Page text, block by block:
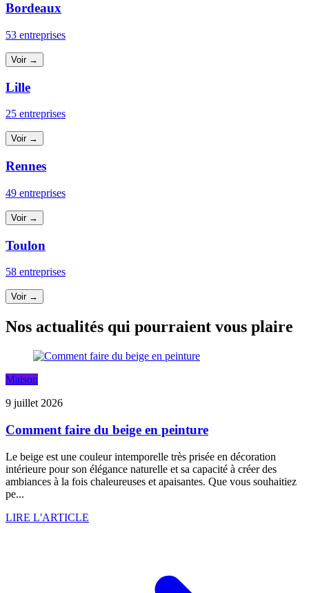
Bordeaux
53 entreprises
Voir →
Lille
25 entreprises
Voir →
Rennes
49 entreprises
Voir →
Toulon
58 entreprises
Voir →
Nos actualités qui pourraient vous plaire
Maison
9 juillet 2026
Comment faire du beige en peinture
Le beige est une couleur intemporelle très prisée en décoration
intérieure pour son élégance naturelle et sa capacité à créer des
ambiances à la fois chaleureuses et apaisantes. Que vous souhaitiez
pe...
LIRE L'ARTICLE